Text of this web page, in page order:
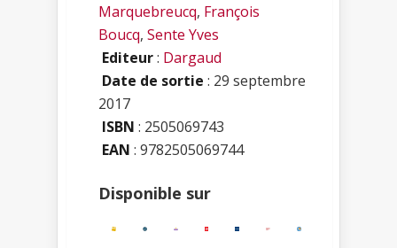
Marquebreucq, François
Boucq, Sente Yves
Editeur: Dargaud
Date de sortie : 29 septembre
2017
ISBN : 2505069743
EAN : 9782505069744
Disponible sur